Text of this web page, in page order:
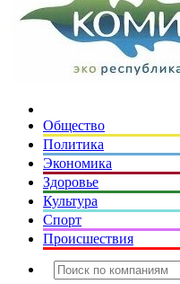
Общество
Политика
Экономика
Здоровье
Культура
Спорт
Происшествия